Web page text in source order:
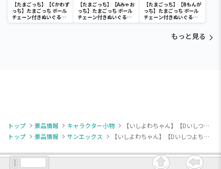
【たまごっち】【Cかわず
っち】たまごっち ボール
チェーン付きぬいぐるみ
～Tamagotchi
【たまごっち】【Aみゃお
っち】たまごっち ボール
チェーン付きぬいぐるみ
～Tamagotchi
【たまごっち】【Bもんが
っち】たまごっち ボール
チェーン付きぬいぐるみ
～Tamagotchi
もっと見る
トップ 景品情報 キャラクター小物
【いしよわちゃん】【Dいしつよちゃん】いしよわちゃん ボールチェーン付きぬいぐるみ
トップ
景品情報 サンエックス 【いしよわちゃん】【Dいしつよちゃん】いしよわちゃん ボールチェーン付きぬいぐるみ